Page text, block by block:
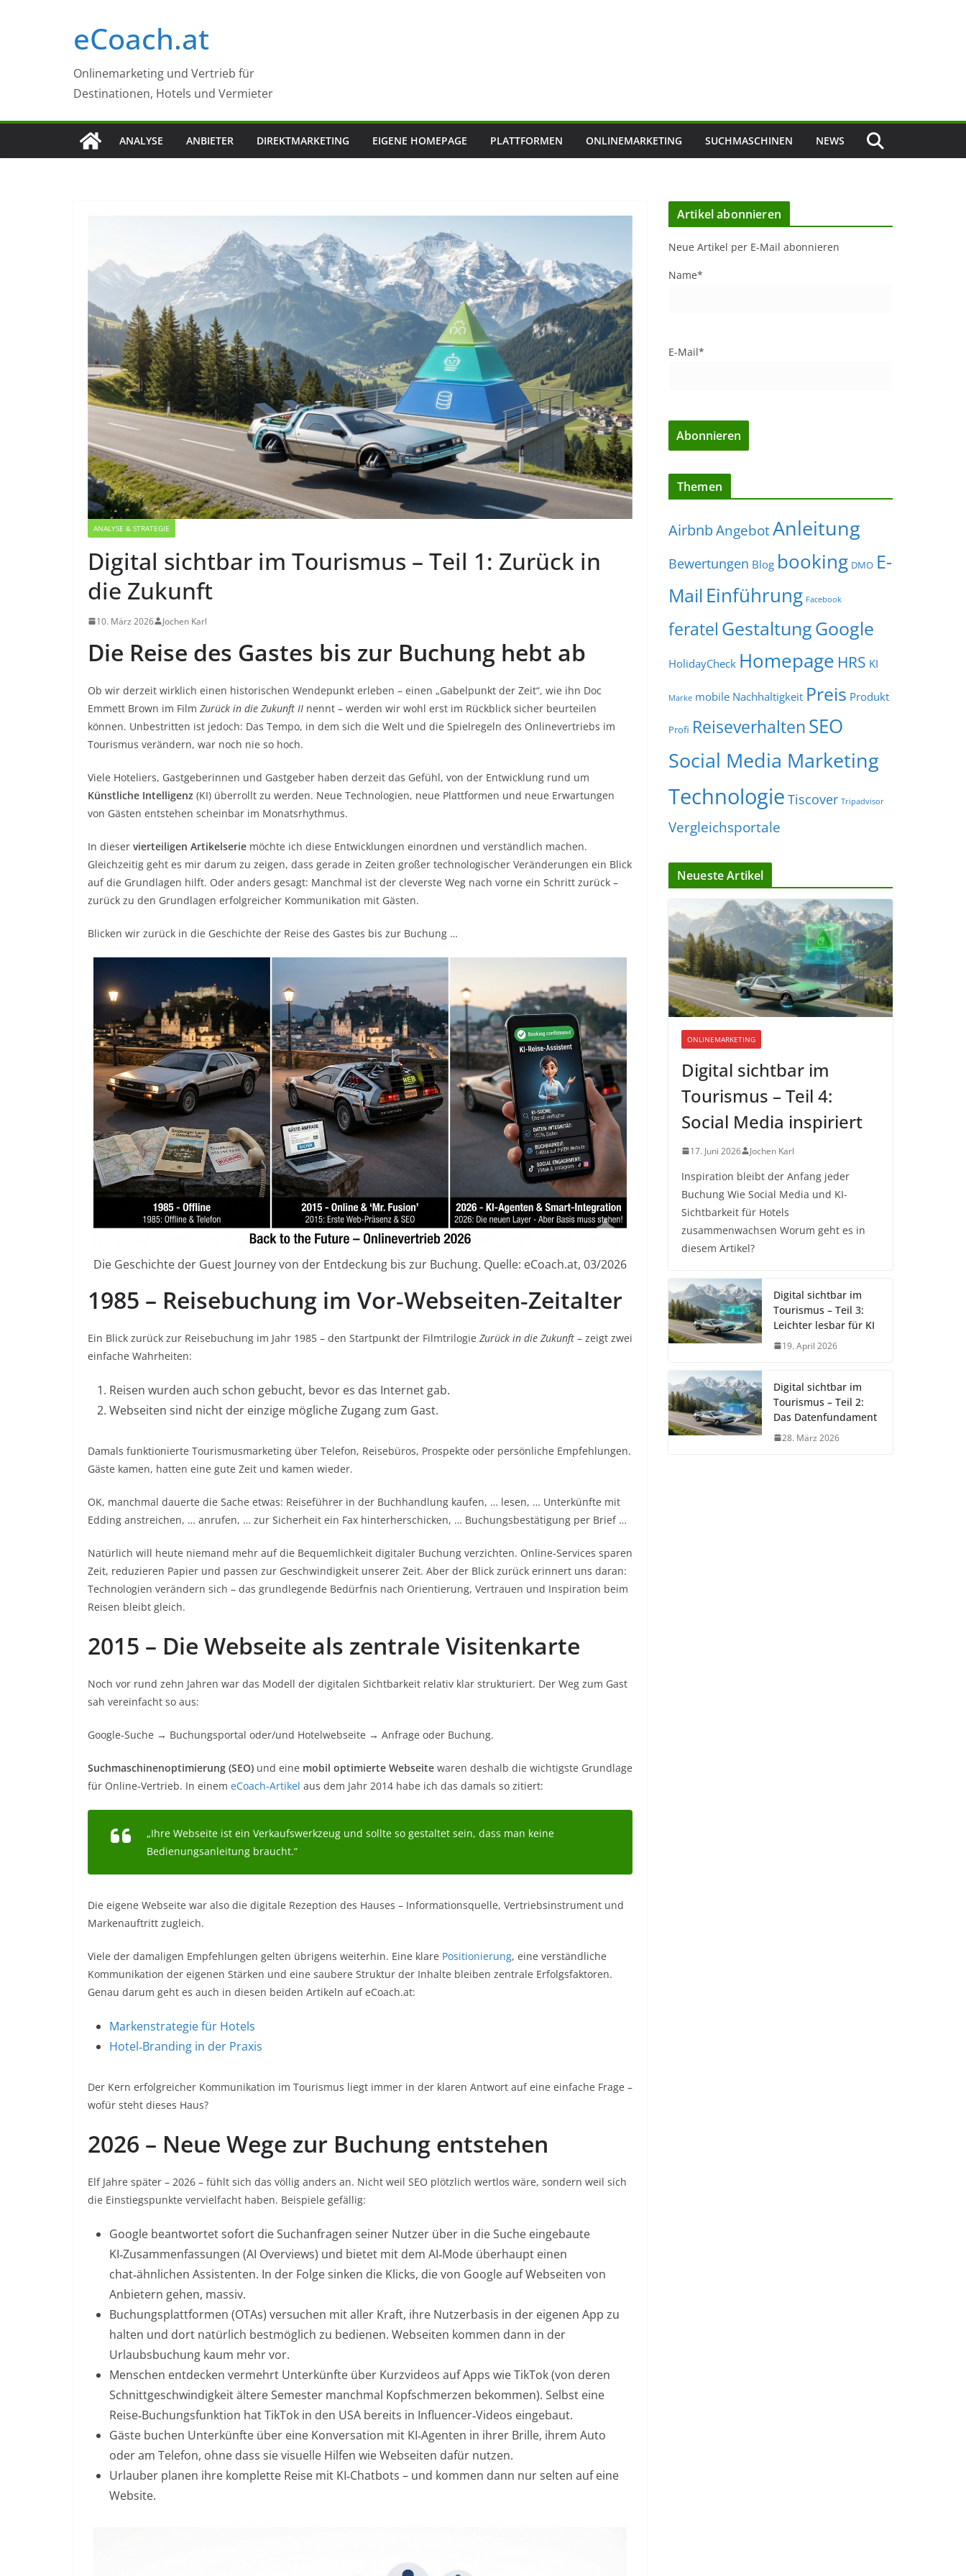
eCoach.at
Onlinemarketing und Vertrieb für
Destinationen, Hotels und Vermieter
ANALYSE ANBIETER DIREKTMARKETING EIGENE HOMEPAGE PLATTFORMEN ONLINEMARKETING SUCHMASCHINEN NEWS
ANALYSE & STRATEGIE
Digital sichtbar im Tourismus – Teil 1: Zurück in
die Zukunft
10. März 2026 Jochen Karl
Die Reise des Gastes bis zur Buchung hebt ab
Ob wir derzeit wirklich einen historischen Wendepunkt erleben – einen „Gabelpunkt der Zeit“, wie ihn Doc
Emmett Brown im Film Zurück in die Zukunft II nennt – werden wir wohl erst im Rückblick sicher beurteilen
können. Unbestritten ist jedoch: Das Tempo, in dem sich die Welt und die Spielregeln des Onlinevertriebs im
Tourismus verändern, war noch nie so hoch.
Viele Hoteliers, Gastgeberinnen und Gastgeber haben derzeit das Gefühl, von der Entwicklung rund um
Künstliche Intelligenz (KI) überrollt zu werden. Neue Technologien, neue Plattformen und neue Erwartungen
von Gästen entstehen scheinbar im Monatsrhythmus.
In dieser vierteiligen Artikelserie möchte ich diese Entwicklungen einordnen und verständlich machen.
Gleichzeitig geht es mir darum zu zeigen, dass gerade in Zeiten großer technologischer Veränderungen ein Blick
auf die Grundlagen hilft. Oder anders gesagt: Manchmal ist der cleverste Weg nach vorne ein Schritt zurück –
zurück zu den Grundlagen erfolgreicher Kommunikation mit Gästen.
Blicken wir zurück in die Geschichte der Reise des Gastes bis zur Buchung …
Die Geschichte der Guest Journey von der Entdeckung bis zur Buchung. Quelle: eCoach.at, 03/2026
1985 – Reisebuchung im Vor‑Webseiten‑Zeitalter
Ein Blick zurück zur Reisebuchung im Jahr 1985 – den Startpunkt der Filmtrilogie Zurück in die Zukunft – zeigt zwei
einfache Wahrheiten:
Reisen wurden auch schon gebucht, bevor es das Internet gab.
Webseiten sind nicht der einzige mögliche Zugang zum Gast.
Damals funktionierte Tourismusmarketing über Telefon, Reisebüros, Prospekte oder persönliche Empfehlungen.
Gäste kamen, hatten eine gute Zeit und kamen wieder.
OK, manchmal dauerte die Sache etwas: Reiseführer in der Buchhandlung kaufen, … lesen, … Unterkünfte mit
Edding anstreichen, … anrufen, … zur Sicherheit ein Fax hinterherschicken, … Buchungsbestätigung per Brief …
Natürlich will heute niemand mehr auf die Bequemlichkeit digitaler Buchung verzichten. Online‑Services sparen
Zeit, reduzieren Papier und passen zur Geschwindigkeit unserer Zeit. Aber der Blick zurück erinnert uns daran:
Technologien verändern sich – das grundlegende Bedürfnis nach Orientierung, Vertrauen und Inspiration beim
Reisen bleibt gleich.
2015 – Die Webseite als zentrale Visitenkarte
Noch vor rund zehn Jahren war das Modell der digitalen Sichtbarkeit relativ klar strukturiert. Der Weg zum Gast
sah vereinfacht so aus:
Google‑Suche → Buchungsportal oder/und Hotelwebseite → Anfrage oder Buchung.
Suchmaschinenoptimierung (SEO) und eine mobil optimierte Webseite waren deshalb die wichtigste Grundlage
für Online‑Vertrieb. In einem eCoach‑Artikel aus dem Jahr 2014 habe ich das damals so zitiert:
„Ihre Webseite ist ein Verkaufswerkzeug und sollte so gestaltet sein, dass man keine
Bedienungsanleitung braucht.“
Die eigene Webseite war also die digitale Rezeption des Hauses – Informationsquelle, Vertriebsinstrument und
Markenauftritt zugleich.
Viele der damaligen Empfehlungen gelten übrigens weiterhin. Eine klare Positionierung, eine verständliche
Kommunikation der eigenen Stärken und eine saubere Struktur der Inhalte bleiben zentrale Erfolgsfaktoren.
Genau darum geht es auch in diesen beiden Artikeln auf eCoach.at:
Markenstrategie für Hotels
Hotel‑Branding in der Praxis
Der Kern erfolgreicher Kommunikation im Tourismus liegt immer in der klaren Antwort auf eine einfache Frage –
wofür steht dieses Haus?
2026 – Neue Wege zur Buchung entstehen
Elf Jahre später – 2026 – fühlt sich das völlig anders an. Nicht weil SEO plötzlich wertlos wäre, sondern weil sich
die Einstiegspunkte vervielfacht haben. Beispiele gefällig:
Google beantwortet sofort die Suchanfragen seiner Nutzer über in die Suche eingebaute
KI‑Zusammenfassungen (AI Overviews) und bietet mit dem AI‑Mode überhaupt einen
chat‑ähnlichen Assistenten. In der Folge sinken die Klicks, die von Google auf Webseiten von
Anbietern gehen, massiv.
Buchungsplattformen (OTAs) versuchen mit aller Kraft, ihre Nutzerbasis in der eigenen App zu
halten und dort natürlich bestmöglich zu bedienen. Webseiten kommen dann in der
Urlaubsbuchung kaum mehr vor.
Menschen entdecken vermehrt Unterkünfte über Kurzvideos auf Apps wie TikTok (von deren
Schnittgeschwindigkeit ältere Semester manchmal Kopfschmerzen bekommen). Selbst eine
Reise‑Buchungsfunktion hat TikTok in den USA bereits in Influencer‑Videos eingebaut.
Gäste buchen Unterkünfte über eine Konversation mit KI‑Agenten in ihrer Brille, ihrem Auto
oder am Telefon, ohne dass sie visuelle Hilfen wie Webseiten dafür nutzen.
Urlauber planen ihre komplette Reise mit KI‑Chatbots – und kommen dann nur selten auf eine
Website.
Artikel abonnieren
Neue Artikel per E-Mail abonnieren
Name*
E-Mail*
Themen
AirbnbAngebotAnleitung
Bewertungen Blog booking DMO E-
Mail Einführung Facebook
feratel GestaltungGoogle
HolidayCheck Homepage HRS KI
Marke mobile Nachhaltigkeit Preis Produkt
Profi ReiseverhaltenSEO
Social Media Marketing
Technologie Tiscover Tripadvisor
Vergleichsportale
Neueste Artikel
ONLINEMARKETING
Digital sichtbar im
Tourismus – Teil 4:
Social Media inspiriert
17. Juni 2026 Jochen Karl
Inspiration bleibt der Anfang jeder
Buchung Wie Social Media und KI-
Sichtbarkeit für Hotels
zusammenwachsen Worum geht es in
diesem Artikel?
Digital sichtbar im
Tourismus – Teil 3:
Leichter lesbar für KI
19. April 2026
Digital sichtbar im
Tourismus – Teil 2:
Das Datenfundament
28. März 2026